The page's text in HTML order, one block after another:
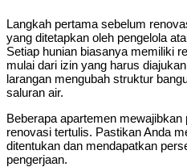
Langkah pertama sebelum
yang ditetapkan oleh pengelola
Setiap hunian biasanya memiliki
mulai dari izin yang harus
larangan mengubah struktur
saluran air.
Beberapa apartemen
renovasi tertulis. Pastikan Anda
ditentukan dan mendapatkan
pengerjaan.